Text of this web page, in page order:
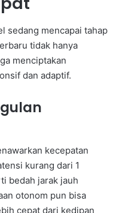
sedang mencapai tahap
tidak hanya
menciptakan
dan adaptif.
kecepatan
kurang dari 1
bedah jarak jauh
otonom pun bisa
cepat dari kedipan